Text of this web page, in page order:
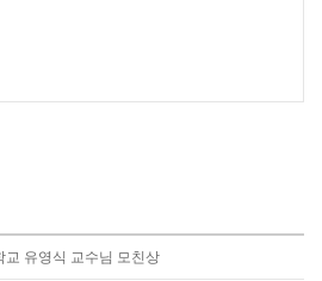
교 유영식 교수님 모친상